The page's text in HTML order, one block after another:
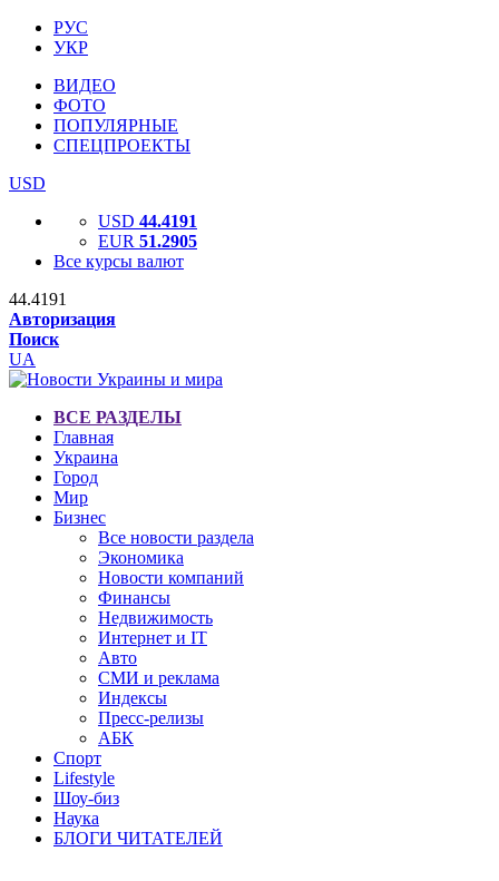
РУС
УКР
ВИДЕО
ФОТО
ПОПУЛЯРНЫЕ
СПЕЦПРОЕКТЫ
USD
USD 44.4191
EUR 51.2905
Все курсы валют
44.4191
Авторизация
Поиск
UA
ВСЕ РАЗДЕЛЫ
Главная
Украина
Город
Мир
Бизнес
Все новости раздела
Экономика
Новости компаний
Финансы
Недвижимость
Интернет и IT
Авто
СМИ и реклама
Индексы
Пресс-релизы
АБК
Спорт
Lifestyle
Шоу-биз
Наука
БЛОГИ ЧИТАТЕЛЕЙ